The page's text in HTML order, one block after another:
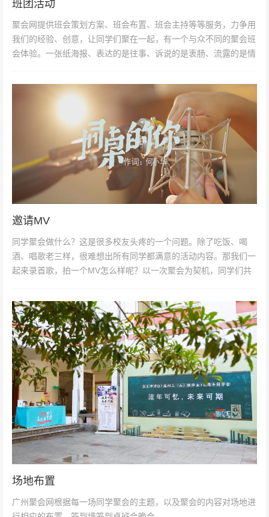
班团活动
聚会网提供班会策划方案、班会布置、班会主持等等服务，力争用
我们的经验、创意，让同学们聚在一起，有一个与众不同的聚会班
会体验。一张纸海报、表达的是往事、诉说的是衷肠、流露的是情
邀请MV
同学聚会做什么？这是很多校友头疼的一个问题。除了吃饭、喝
酒、唱歌老三样，很难想出所有同学都满意的活动内容。那我们一
起来录首歌，拍一个MV怎么样呢？以一次聚会为契机，同学们共
场地布置
广州聚会网根据每一场同学聚会的主题，以及聚会的内容对场地进